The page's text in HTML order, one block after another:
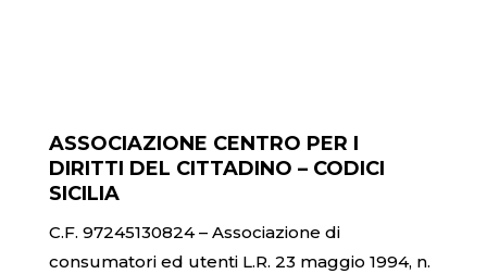
ASSOCIAZIONE CENTRO PER I
DIRITTI DEL CITTADINO – CODICI
SICILIA
C.F. 97245130824 – Associazione di
consumatori ed utenti L.R. 23 maggio 1994, n.